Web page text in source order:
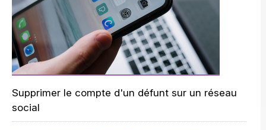
Supprimer le compte d'un défunt sur un réseau
social